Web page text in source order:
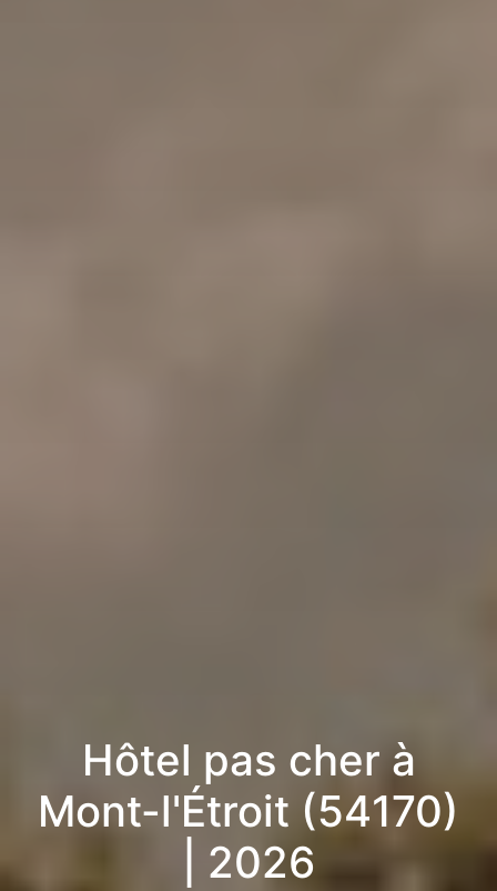
Hôtel pas cher à
Mont-l'Étroit (54170)
| 2026